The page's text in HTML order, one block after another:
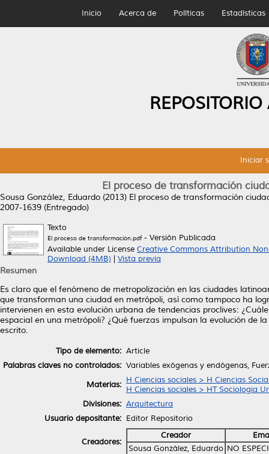
Inicio Acerca de Políticas Estadísticas
Iniciar
El proceso de transformación
Sousa González, Eduardo (2013) El proceso de transformación
2007-1639 (Entregado)
Texto
El proceso de transformación.pdf- Versión Publicada
Available under License Creative Commons Attribution
Download (4MB)
Vista previa
Resumen
Es claro que el fenómeno de metropolización en las ciudades
que transforman una ciudad en metrópoli, así como tampoco ha
intervienen en esta evolución urbana de tendencias proclives:
espacial en una metrópoli? ¿Qué fuerzas impulsan la evolución de
escrito.
Tipo de elemento: Article
Palabras claves no controlados: Variables exógenas y endógenas,
Materias: H Ciencias sociales > H Ciencias
H Ciencias sociales > HT Sociologia
Divisiones: Arquitectura
Usuario depositante: Editor Repositorio
Creadores:
Creador
Sousa González, Eduardo NO